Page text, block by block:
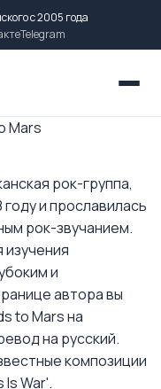
с 2005 года
Telegram
Mars
рок-группа,
и прославилась
рок-звучанием.
изучения
и
автора вы
to Mars на
на русский.
композиции
Is War'.